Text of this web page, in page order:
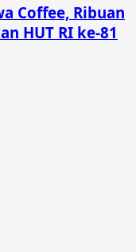
Coffee, Ribuan
HUT RI ke-81